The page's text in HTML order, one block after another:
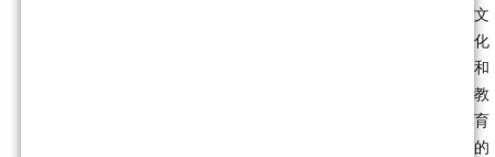
文
化
和
教
育
的